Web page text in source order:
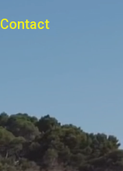
Contact